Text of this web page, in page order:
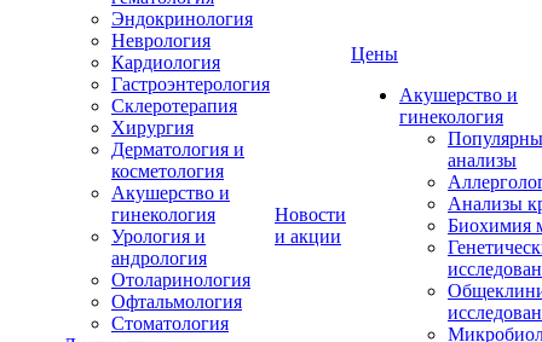
Эндокринология
Неврология
Кардиология
Гастроэнтерология
Склеротерапия
Хирургия
Дерматология и
косметология
Акушерство и
гинекология
Урология и
андрология
Отоларинология
Офтальмология
Стоматология
Новости
и акции
Цены
Акушерство и
гинекология
анализы
Анализы
Биохимия